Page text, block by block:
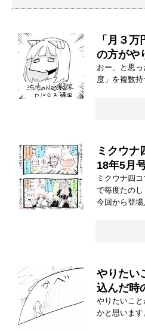
「月３
の方がや
おー、と思
度」を複数
ミクウナ
18年5月
ミクウナ四
で毎度たの
今回から登場
やりたい
込んだ時
やりたいこ
かと思いま